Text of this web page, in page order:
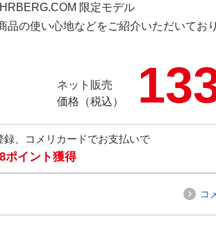
限定モデル
品の使い心地などをご紹介いただいてお
ネット販売
価格（税込）
録、コメリカードでお支払いで
8ポイント獲得
コ